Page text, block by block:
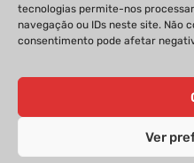
tecnologias permite-nos
navegação ou IDs neste site. Não
consentimento pode afetar
Ver
PRIVACIDADE FICHA